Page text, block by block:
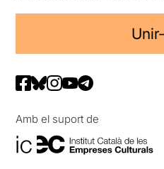
Amb el suport de